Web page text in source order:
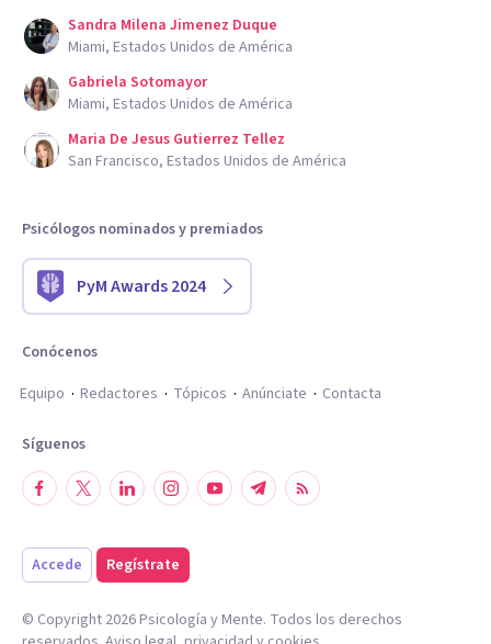
Sandra Milena Jimenez Duque
Miami, Estados Unidos de América
Gabriela Sotomayor
Miami, Estados Unidos de América
Maria De Jesus Gutierrez Tellez
San Francisco, Estados Unidos de América
Psicólogos nominados y premiados
PyM Awards 2024
Conócenos
Equipo
Redactores Tópicos Anúnciate Contacta
Síguenos
Accede Regístrate
© Copyright 2026Psicología y Mente. Todos los derechos